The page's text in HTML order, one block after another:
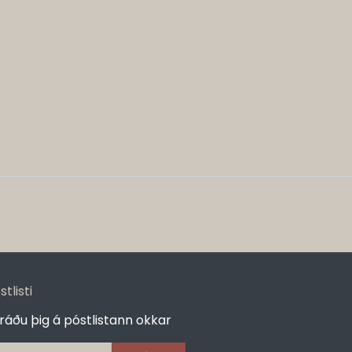
þig á póstlistann okkar